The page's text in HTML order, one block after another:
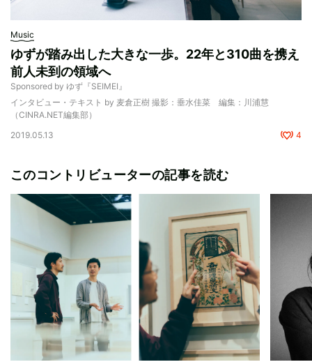
Music
ゆずが踏み出した大きな一歩。22年と310曲を携え
前人未到の領域へ
Sponsored by ゆず『SEIMEI』
インタビュー・テキスト by 麦倉正樹 撮影：垂水佳菜 編集：川浦慧
（CINRA.NET編集部）
2019.05.13
4
このコントリビューターの記事を読む